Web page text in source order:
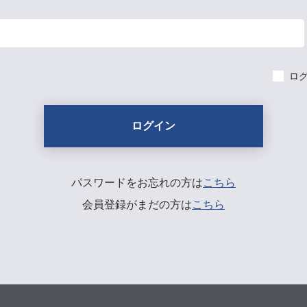
ロ
パスワードをお忘れの方はこちら
会員登録がまだの方はこちら